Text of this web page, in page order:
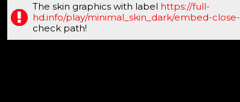
The skin graphics with label https://full-
hd.info/play/minimal_skin_dark/embed-
check path!